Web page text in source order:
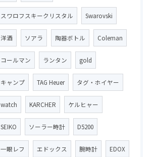
スワロフスキークリスタル Swarovski
洋酒 ソアラ 陶器ボトル Coleman
コールマン ランタン gold
キャンプ TAG Heuer タグ・ホイヤー
watch KARCHER ケルヒャー
SEIKO ソーラー時計 D5200
一眼レフ エドックス 腕時計 EDOX